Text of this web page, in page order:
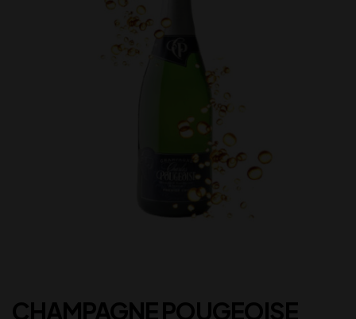
CHAMPAGNE POUGEOISE